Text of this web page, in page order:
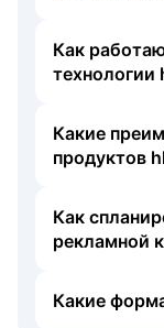
Как
технологии
Какие
продуктов
Как
рекламной
Какие